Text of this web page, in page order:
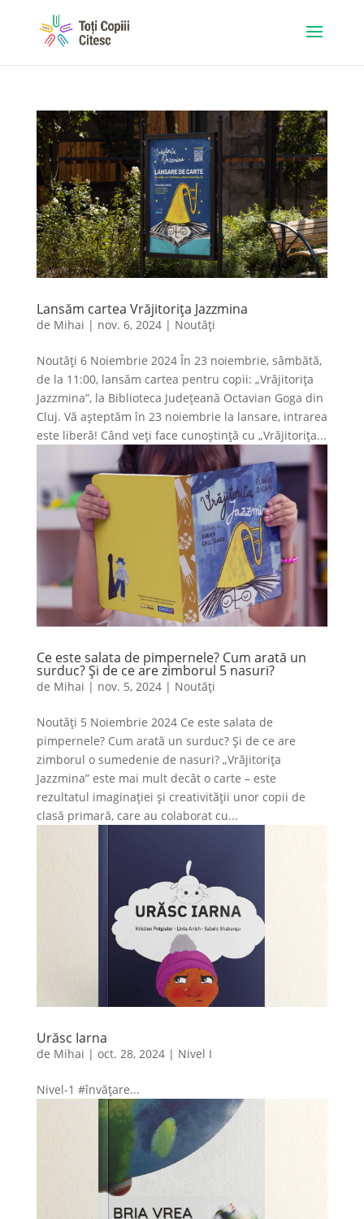
Lansăm cartea Vrăjitorița Jazzmina
de Mihai | nov. 6, 2024| Noutăți
Noutăți 6 Noiembrie 2024 În 23 noiembrie, sâmbătă,
de la 11:00, lansăm cartea pentru copii: „Vrăjitorița
Jazzmina”, la Biblioteca Județeană Octavian Goga din
Cluj. Vă așteptăm în 23 noiembrie la lansare, intrarea
este liberă! Când veți face cunoștință cu „Vrăjitorița...
Ce este salata de pimpernele? Cum arată un
surduc? Și de ce are zimborul 5 nasuri?
de Mihai | nov. 5, 2024| Noutăți
Noutăți 5 Noiembrie 2024 Ce este salata de
pimpernele? Cum arată un surduc? Și de ce are
zimborul o sumedenie de nasuri? „Vrăjitorița
Jazzmina” este mai mult decât o carte – este
rezultatul imaginației și creativității unor copii de
clasă primară, care au colaborat cu...
Urăsc Iarna
de Mihai | oct. 28, 2024| Nivel I
Nivel-1 #învățare...